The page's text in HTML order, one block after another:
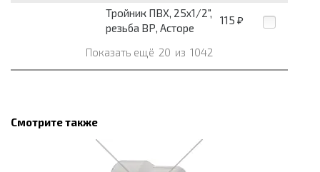
Тройник ПВХ, 25x1/2",
резьба ВР, Асторе
115 ₽
Показать ещё 20 из 1042
Смотрите также